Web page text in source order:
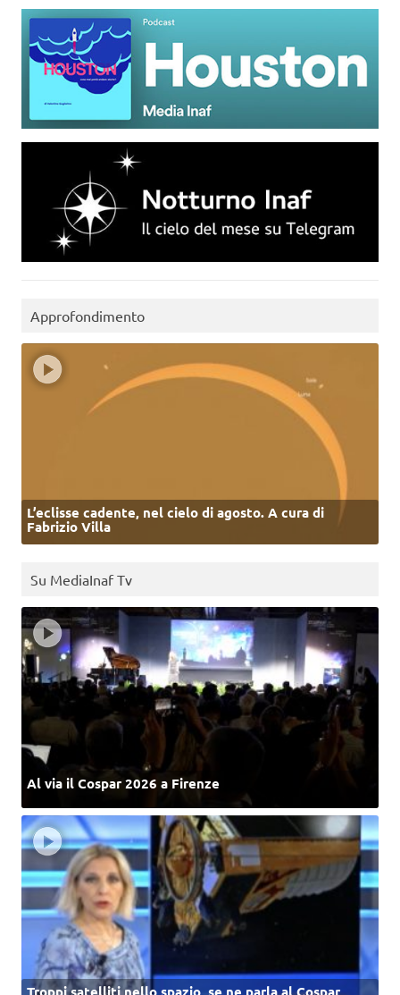
Approfondimento
L’eclisse cadente, nel cielo di agosto. A cura di
Fabrizio Villa
Su MediaInaf Tv
Al via il Cospar 2026 a Firenze
Troppi satelliti nello spazio, se ne parla al Cospar